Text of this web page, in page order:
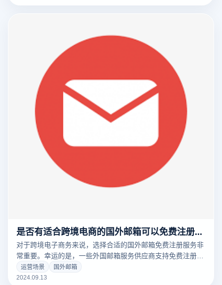
是否有适合跨境电商的国外邮箱可以免费注册使用？
对于跨境电子商务来说，选择合适的国外邮箱免费注册服务非
常重要。幸运的是，一些外国邮箱服务供应商支持免费注册，
功能完善，适合电子商务活动。例如，Gmail、Outloook和
Yahoo Mail等服务不仅提供可靠的电子邮件服务，而且具有强
运营场景
国外邮箱
2024.09.13